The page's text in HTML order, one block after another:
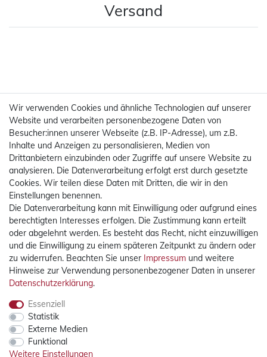
Versand
Mehr Informationen
Rechtliches
Widerrufsrecht
Widerrufsformular
Impressum
Datenschutzerklärung
AGB
Wir verwenden Cookies und ähnliche Technologien auf unserer
Website und verarbeiten personenbezogene Daten von
Besucher:innen unserer Webseite (z.B. IP-Adresse), um z.B.
Inhalte und Anzeigen zu personalisieren, Medien von
Drittanbietern einzubinden oder Zugriffe auf unsere Website zu
analysieren. Die Datenverarbeitung erfolgt erst durch gesetzte
Cookies. Wir teilen diese Daten mit Dritten, die wir in den
Einstellungen benennen.
Die Datenverarbeitung kann mit Einwilligung oder aufgrund eines
berechtigten Interesses erfolgen. Die Zustimmung kann erteilt
oder abgelehnt werden. Es besteht das Recht, nicht einzuwilligen
und die Einwilligung zu einem späteren Zeitpunkt zu ändern oder
zu widerrufen. Beachten Sie unser Impressum und weitere
Hinweise zur Verwendung personenbezogener Daten in unserer
Daten­schutz­erklärung.
Essenziell
Statistik
Externe Medien
Funktional
Weitere Einstellungen